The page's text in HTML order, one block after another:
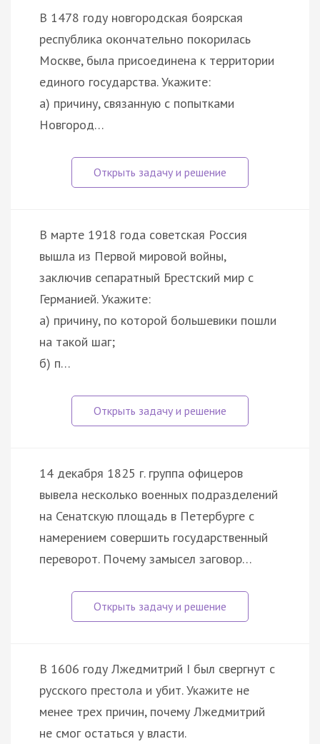
В 1478 году новгородская боярская
республика окончательно покорилась
Москве, была присоединена к территории
единого государства. Укажите:
а) причину, связанную с попытками
Новгород…
В марте 1918 года советская Россия
вышла из Первой мировой войны,
заключив сепаратный Брестский мир с
Германией. Укажите:
а) причину, по которой большевики пошли
на такой шаг;
б) п…
14 декабря 1825 г. группа офицеров
вывела несколько военных подразделений
на Сенатскую площадь в Петербурге с
намерением совершить государственный
переворот. Почему замысел заговор…
В 1606 году Лжедмитрий I был свергнут с
русского престола и убит. Укажите не
менее трех причин, почему Лжедмитрий
не смог остаться у власти.